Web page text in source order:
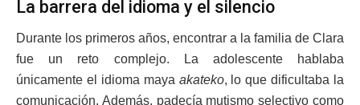
La barrera del idioma y el silencio
Durante los primeros años, encontrar a la familia de Clara
fue un reto complejo. La adolescente hablaba
únicamente el idioma maya akateko, lo que dificultaba la
comunicación. Además, padecía mutismo selectivo como